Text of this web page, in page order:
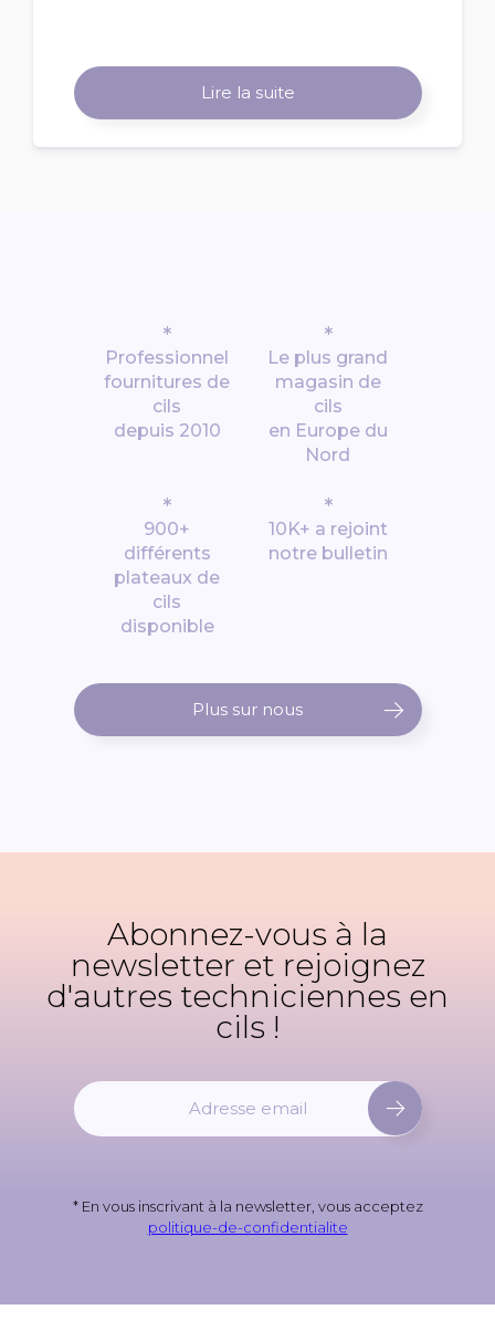
Lire la suite
*
Professionnel
fournitures de
cils
depuis 2010
*
Le plus grand
magasin de
cils
en Europe du
Nord
*
900+
différents
plateaux de
cils
disponible
*
10K+ a rejoint
notre bulletin
Plus sur nous
Abonnez-vous à la
newsletter et rejoignez
d'autres techniciennes en
cils !
I
n
-
* En vous inscrivant à la newsletter, vous acceptez
politique-de-confidentialite